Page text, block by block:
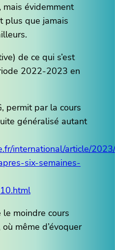
mais évidemment
plus que jamais
de ce qui s’est
2022-2023 en
permit par la cours
généralisé autant
international/article/
six-semaines-
moindre cours
même d’évoquer